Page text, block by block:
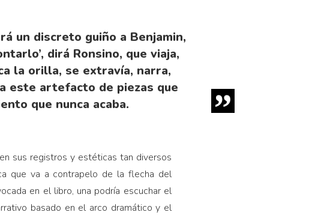
un discreto guiño a Benjamin,
dirá Ronsino, que viaja,
la orilla, se extravía, narra,
este artefacto de piezas que
que nunca acaba.
sus registros y estéticas tan diversos
que va a contrapelo de la flecha del
en el libro, una podría escuchar el
basado en el arco dramático y el